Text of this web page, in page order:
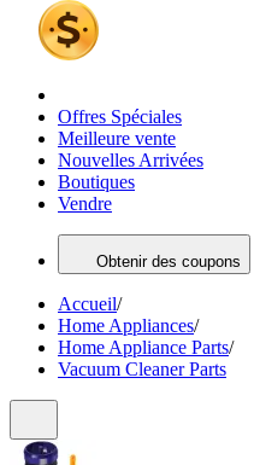
Offres Spéciales
Meilleure vente
Nouvelles Arrivées
Boutiques
Vendre
Obtenir des coupons
Accueil/
Home Appliances/
Home Appliance Parts/
Vacuum Cleaner Parts